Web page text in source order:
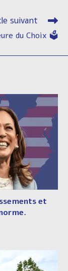
suivant
du Choix 🗳️
et